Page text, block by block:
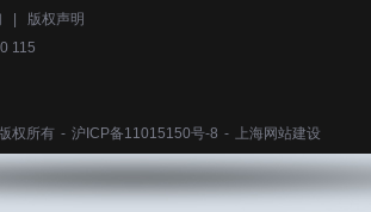
版权声明
115
版权所有 - 沪ICP备11015150号-8 - 上海网站建设